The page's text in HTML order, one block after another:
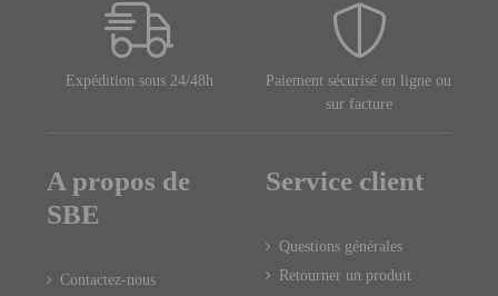
Expédition sous 24/48h
Paiement sécurisé en ligne ou
sur facture
A propos de
SBE
Contactez-nous
Service client
Questions générales
Retourner un produit